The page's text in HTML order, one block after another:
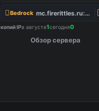
Bedrock
копий IPв августе1сегодня0
Обзор сервера